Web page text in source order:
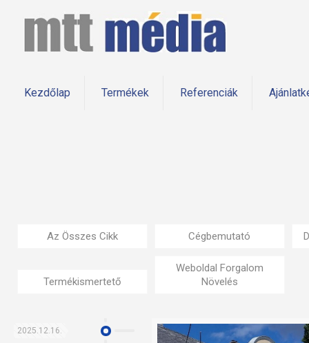
Kezdőlap Termékek Referenciák
Az Összes Cikk Cégbemutató
Termékismertető
Weboldal Forgalom
Növelés
2025.12.16.